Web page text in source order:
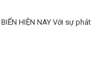
HIỆN NAY Với sự phát